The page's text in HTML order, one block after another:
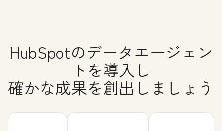
HubSpotのデータエージェン
トを導入し
確かな成果を創出しましょう